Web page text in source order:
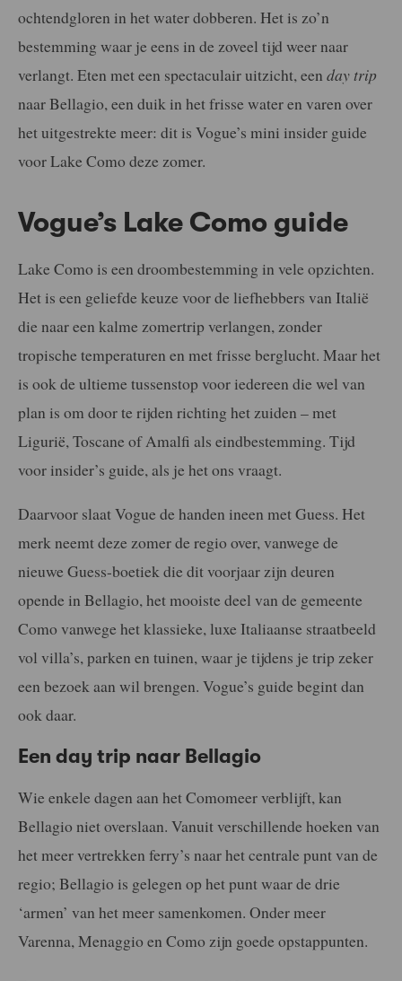
ochtendgloren in het water dobberen. Het is zo’n
bestemming waar je eens in de zoveel tijd weer naar
verlangt. Eten met een spectaculair uitzicht, een day trip
naar Bellagio, een duik in het frisse water en varen over
het uitgestrekte meer: dit is Vogue’s mini insider guide
voor Lake Como deze zomer.
Vogue’s Lake Como guide
Lake Como is een droombestemming in vele opzichten.
Het is een geliefde keuze voor de liefhebbers van Italië
die naar een kalme zomertrip verlangen, zonder
tropische temperaturen en met frisse berglucht. Maar het
is ook de ultieme tussenstop voor iedereen die wel van
plan is om door te rijden richting het zuiden – met
Ligurië, Toscane of Amalfi als eindbestemming. Tijd
voor insider’s guide, als je het ons vraagt.
Daarvoor slaat Vogue de handen ineen met Guess. Het
merk neemt deze zomer de regio over, vanwege de
nieuwe Guess-boetiek die dit voorjaar zijn deuren
opende in Bellagio, het mooiste deel van de gemeente
Como vanwege het klassieke, luxe Italiaanse straatbeeld
vol villa’s, parken en tuinen, waar je tijdens je trip zeker
een bezoek aan wil brengen. Vogue’s guide begint dan
ook daar.
Een day trip naar Bellagio
Wie enkele dagen aan het Comomeer verblijft, kan
Bellagio niet overslaan. Vanuit verschillende hoeken van
het meer vertrekken ferry’s naar het centrale punt van de
regio; Bellagio is gelegen op het punt waar de drie
‘armen’ van het meer samenkomen. Onder meer
Varenna, Menaggio en Como zijn goede opstappunten.